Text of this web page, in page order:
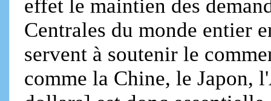
effet le maintien des
Centrales du monde entier
servent à soutenir le
comme la Chine, le Japon,